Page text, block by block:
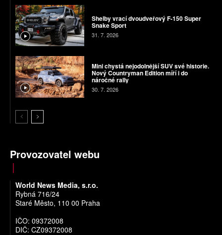
Shelby vrací dvoudveřový F-150 Super
Snake Sport
31. 7. 2026
Mini chystá nejodolnější SUV své historie.
Nový Countryman Edition míří i do
náročné rally
30. 7. 2026
Provozovatel webu
World News Media, s.r.o.
Rybná 716/24
Staré Město, 110 00 Praha
IČO: 09372008
DIČ: CZ09372008